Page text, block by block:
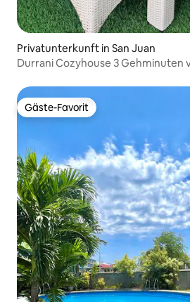
Privatunterkunft in San Juan
Durrani Cozyhouse 3 Gehminuten
Gäste-Favorit
Gäste-Favorit